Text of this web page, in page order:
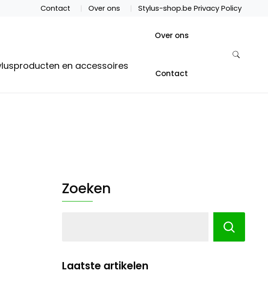
Contact Over ons Stylus-shop.be Privacy Policy
en accessoires
Over ons
Contact
Zoeken
Laatste artikelen